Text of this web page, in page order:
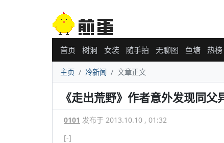
首页 树洞 女装 随手拍 无聊图 鱼塘 热榜
主页 冷新闻 文章正文
《走出荒野》作者意外发现同父
0101 发布于 2013.10.10 , 01:32
[-]